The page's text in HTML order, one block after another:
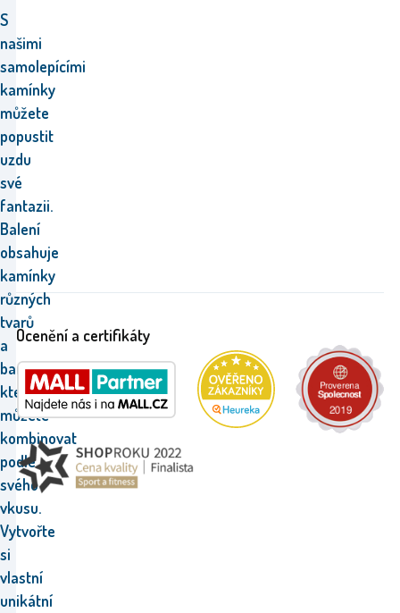
S
našimi
samolepícími
kamínky
můžete
popustit
uzdu
své
fantazii.
Balení
obsahuje
kamínky
různých
tvarů
a
barev,
které
můžete
kombinovat
podle
svého
vkusu.
Vytvořte
si
vlastní
unikátní
Ocenění a certifikáty